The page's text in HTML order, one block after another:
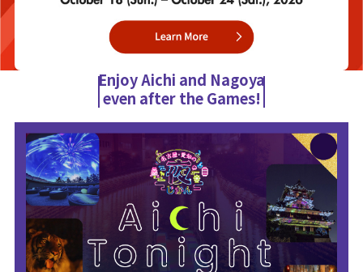
Enjoy Aichi and Nagoya
even after the Games!